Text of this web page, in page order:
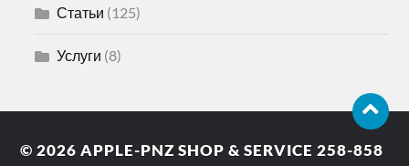
Статьи (125)
Услуги (8)
© 2026APPLE-PNZ SHOP & SERVICE 258-858